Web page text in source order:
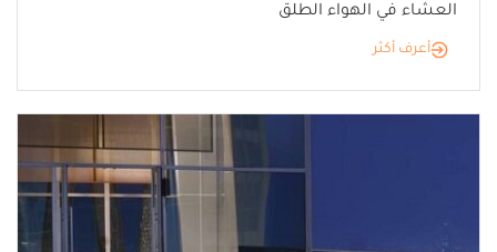
العشاء في الهواء الطلق
أعرف أكثر